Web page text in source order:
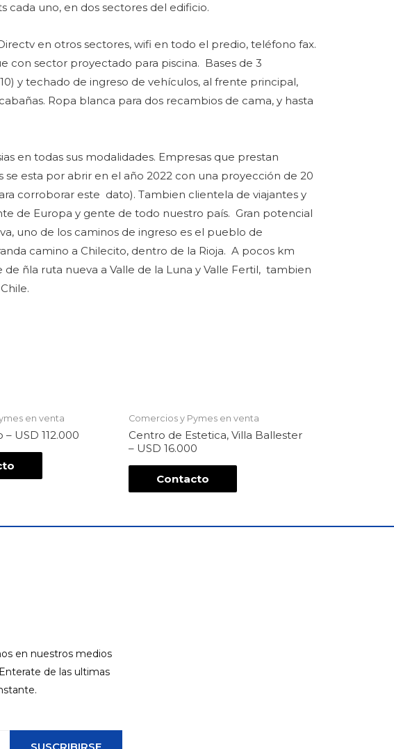
cada uno, en dos sectores del edificio.
en otros sectores, wifi en todo el predio, teléfono fax.
con sector proyectado para piscina. Bases de 3
y techado de ingreso de vehículos, al frente principal,
Ropa blanca para dos recambios de cama, y hasta
en todas sus modalidades. Empresas que prestan
esta por abrir en el año 2022 con una proyección de 20
corroborar este dato). Tambien clientela de viajantes y
de Europa y gente de todo nuestro país. Gran potencial
uno de los caminos de ingreso es el pueblo de
camino a Chilecito, dentro de la Rioja. A pocos km
ñla ruta nueva a Valle de la Luna y Valle Fertil, tambien
en venta
USD 112.000
Comercios y Pymes en venta
Centro de Estetica, Villa Ballester
– USD 16.000
Contacto
en nuestros medios
de las ultimas